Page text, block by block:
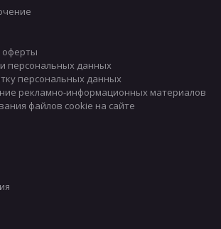
оферты
персональных данных
персональных данных
рекламно-информационных материалов
файлов cookie на сайте